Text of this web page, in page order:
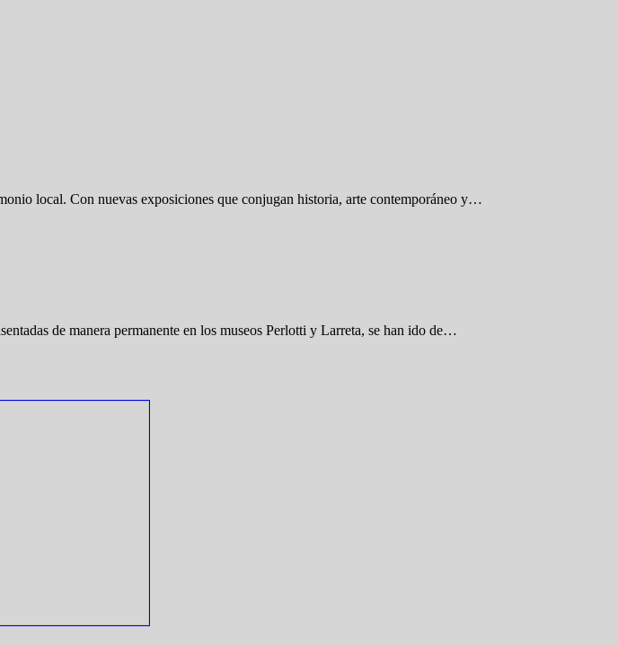
local. Con nuevas exposiciones que conjugan historia, arte contemporáneo y…
de manera permanente en los museos Perlotti y Larreta, se han ido de…